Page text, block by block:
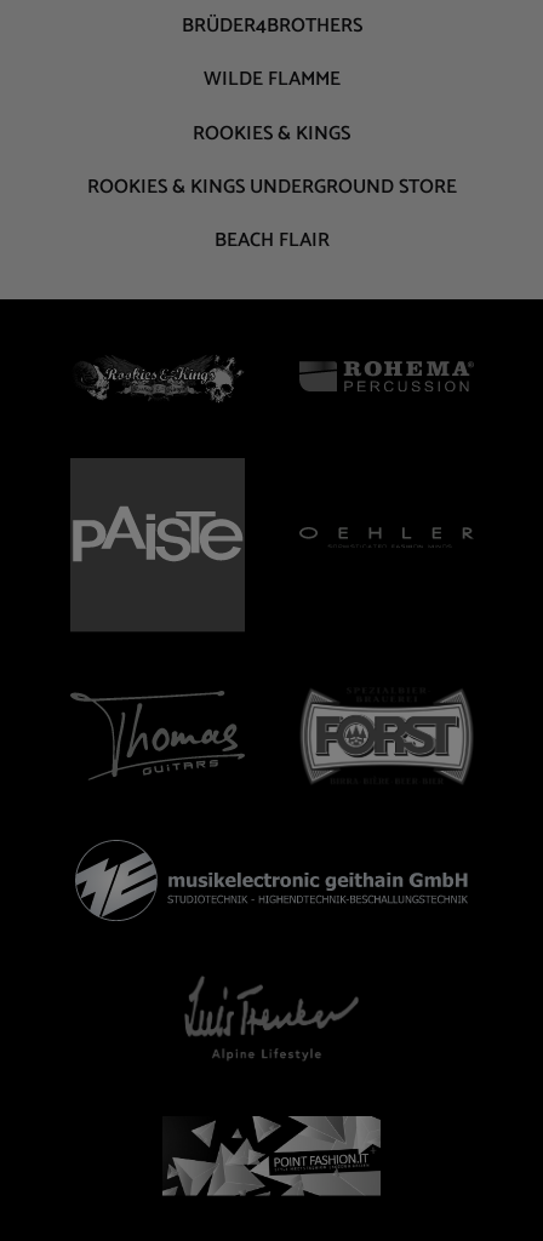
BRÜDER4BROTHERS
WILDE FLAMME
ROOKIES & KINGS
ROOKIES & KINGS UNDERGROUND STORE
BEACH FLAIR